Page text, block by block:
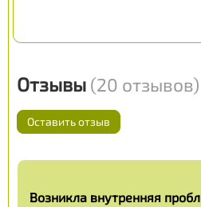
Отзывы (20 отзывов)
Оставить отзыв
Возникла внутренняя